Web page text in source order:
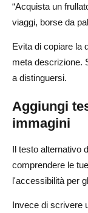
“Acquista un
viaggi, borse da
Evita di copiare la
meta descrizione.
a distinguersi.
Aggiungi
immagini
Il testo alternativo
comprendere le
l'accessibilità per
Invece di scrivere